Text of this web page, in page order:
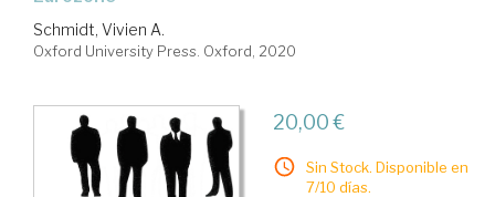
Schmidt, Vivien A.
Oxford University Press. Oxford, 2020
20,00 €
Sin Stock. Disponible en
7/10 días.